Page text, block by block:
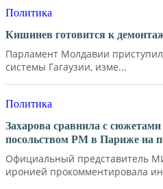
Политика
Кишинев готовится к
Парламент Молдавии
системы Гагаузии, изме...
Политика
Захарова сравнила с сюжетами
посольством РМ в Париже на
Официальный представитель
иронией прокомментировала